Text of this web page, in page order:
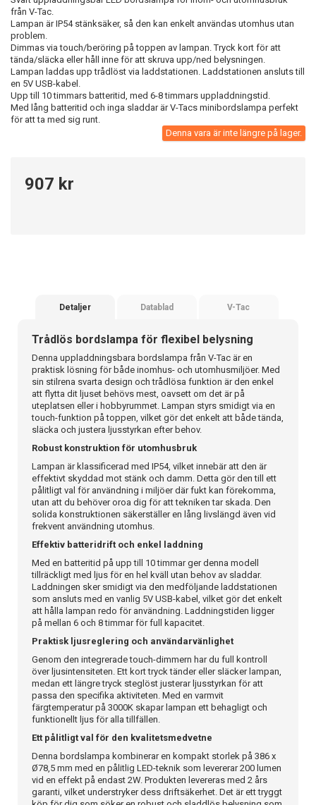
från V-Tac.
Lampan är IP54 stänksäker, så den kan enkelt användas utomhus utan
problem.
Dimmas via touch/beröring på toppen av lampan. Tryck kort för att
tända/släcka eller håll inne för att skruva upp/ned belysningen.
Lampan laddas upp trådlöst via laddstationen. Laddstationen ansluts till
en 5V USB-kabel.
Upp till 10 timmars batteritid, med 6-8 timmars uppladdningstid.
Med lång batteritid och inga sladdar är V-Tacs minibordslampa perfekt
för att ta med sig runt.
Denna vara är inte längre på lager.
907 kr
Detaljer Datablad V-Tac
Trådlös bordslampa för flexibel belysning
Denna uppladdningsbara bordslampa från V-Tac är en
praktisk lösning för både inomhus- och utomhusmiljöer. Med
sin stilrena svarta design och trådlösa funktion är den enkel
att flytta dit ljuset behövs mest, oavsett om det är på
uteplatsen eller i hobbyrummet. Lampan styrs smidigt via en
touch-funktion på toppen, vilket gör det enkelt att både tända,
släcka och justera ljusstyrkan efter behov.
Robust konstruktion för utomhusbruk
Lampan är klassificerad med IP54, vilket innebär att den är
effektivt skyddad mot stänk och damm. Detta gör den till ett
pålitligt val för användning i miljöer där fukt kan förekomma,
utan att du behöver oroa dig för att tekniken tar skada. Den
solida konstruktionen säkerställer en lång livslängd även vid
frekvent användning utomhus.
Effektiv batteridrift och enkel laddning
Med en batteritid på upp till 10 timmar ger denna modell
tillräckligt med ljus för en hel kväll utan behov av sladdar.
Laddningen sker smidigt via den medföljande laddstationen
som ansluts med en vanlig 5V USB-kabel, vilket gör det enkelt
att hålla lampan redo för användning. Laddningstiden ligger
på mellan 6 och 8 timmar för full kapacitet.
Praktisk ljusreglering och användarvänlighet
Genom den integrerade touch-dimmern har du full kontroll
över ljusintensiteten. Ett kort tryck tänder eller släcker lampan,
medan ett längre tryck steglöst justerar ljusstyrkan för att
passa den specifika aktiviteten. Med en varmvit
färgtemperatur på 3000K skapar lampan ett behagligt och
funktionellt ljus för alla tillfällen.
Ett pålitligt val för den kvalitetsmedvetne
Denna bordslampa kombinerar en kompakt storlek på 386 x
Ø78,5 mm med en pålitlig LED-teknik som levererar 200 lumen
vid en effekt på endast 2W. Produkten levereras med 2 års
garanti, vilket understryker dess driftsäkerhet. Det är ett tryggt